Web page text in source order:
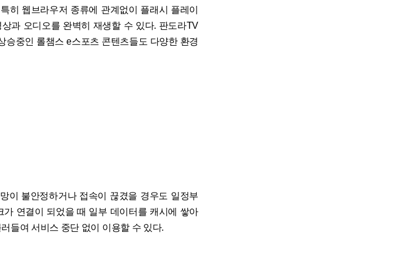
히 웹브라우저 종류에 관계없이 플래시 플레이
과 오디오를 완벽히 재생할 수 있다. 판도라TV
승중인 롤챔스 e스포츠 콘텐츠들도 다양한 환경
이 불안정하거나 접속이 끊겼을 경우도 일정부
연결이 되었을 때 일부 데이터를 캐시에 쌓아
들여 서비스 중단 없이 이용할 수 있다.